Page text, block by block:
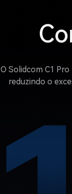
O Solidcom C1
reduzindo o